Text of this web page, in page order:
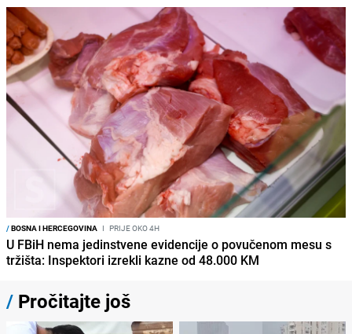
/BOSNA I HERCEGOVINA I PRIJE OKO 4H
U FBiH nema jedinstvene evidencije o povučenom mesu s
tržišta: Inspektori izrekli kazne od 48.000 KM
/ Pročitajte još